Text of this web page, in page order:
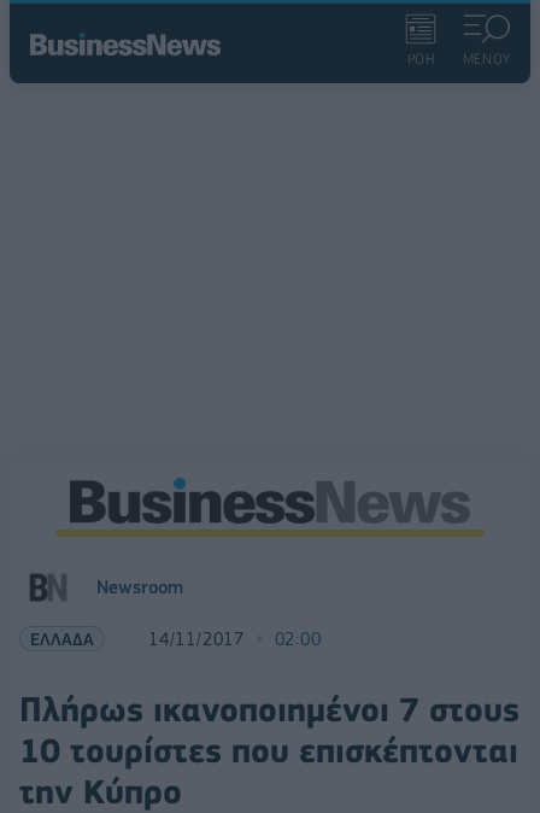
ΡΟΗ ΜΕΝΟΥ
Newsroom
ΕΛΛΑΔΑ 14/11/2017 02:00
Πλήρως ικανοποιημένοι 7 στους
10 τουρίστες που επισκέπτονται
την Κύπρο